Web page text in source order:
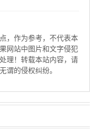
，作为参考，不代表本
网站中图片和文字侵犯
理！转载本站内容，请
谓的侵权纠纷。